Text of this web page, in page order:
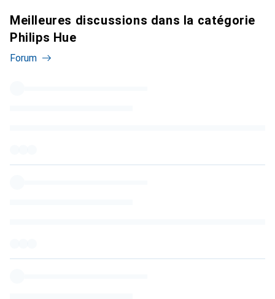
Meilleures discussions dans la catégorie
Philips Hue
Forum